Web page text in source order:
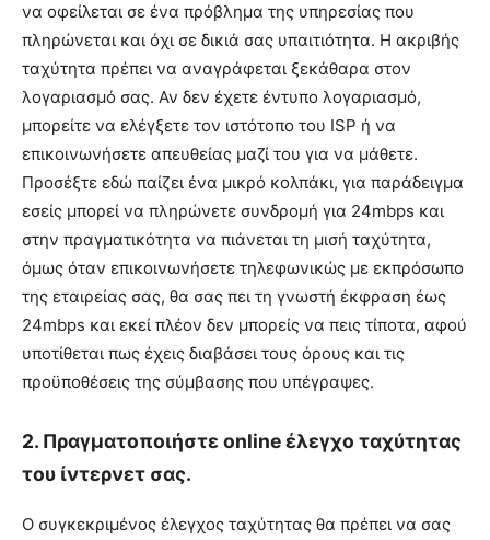
να οφείλεται σε ένα πρόβλημα της υπηρεσίας που
πληρώνεται και όχι σε δικιά σας υπαιτιότητα. Η ακριβής
ταχύτητα πρέπει να αναγράφεται ξεκάθαρα στον
λογαριασμό σας. Αν δεν έχετε έντυπο λογαριασμό,
μπορείτε να ελέγξετε τον ιστότοπο του ISP ή να
επικοινωνήσετε απευθείας μαζί του για να μάθετε.
Προσέξτε εδώ παίζει ένα μικρό κολπάκι, για παράδειγμα
εσείς μπορεί να πληρώνετε συνδρομή για 24mbps και
στην πραγματικότητα να πιάνεται τη μισή ταχύτητα,
όμως όταν επικοινωνήσετε τηλεφωνικώς με εκπρόσωπο
της εταιρείας σας, θα σας πει τη γνωστή έκφραση έως
24mbps και εκεί πλέον δεν μπορείς να πεις τίποτα, αφού
υποτίθεται πως έχεις διαβάσει τους όρους και τις
προϋποθέσεις της σύμβασης που υπέγραψες.
2. Πραγματοποιήστε online έλεγχο ταχύτητας
του ίντερνετ σας.
Ο συγκεκριμένος έλεγχος ταχύτητας θα πρέπει να σας